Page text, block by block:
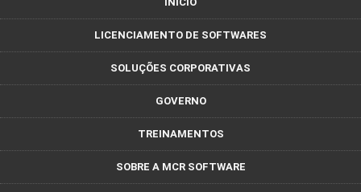
LICENCIAMENTO DE SOFTWARES
SOLUÇÕES CORPORATIVAS
GOVERNO
TREINAMENTOS
SOBRE A MCR SOFTWARE